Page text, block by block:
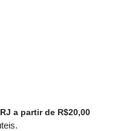
a partir de R$20,00